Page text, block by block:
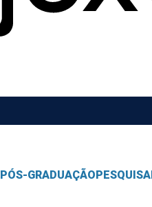
PÓS-GRADUAÇÃO PESQUISA